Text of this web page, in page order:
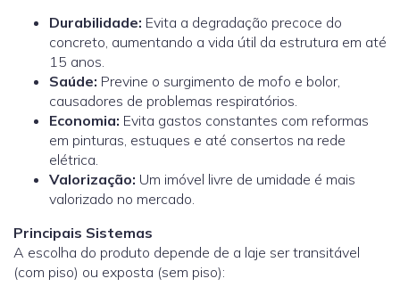
Durabilidade: Evita a degradação precoce do
concreto, aumentando a vida útil da estrutura em até
15 anos.
Saúde: Previne o surgimento de mofo e bolor,
causadores de problemas respiratórios.
Economia: Evita gastos constantes com reformas
em pinturas, estuques e até consertos na rede
elétrica.
Valorização: Um imóvel livre de umidade é mais
valorizado no mercado.
Principais Sistemas
A escolha do produto depende de a laje ser transitável
(com piso) ou exposta (sem piso):